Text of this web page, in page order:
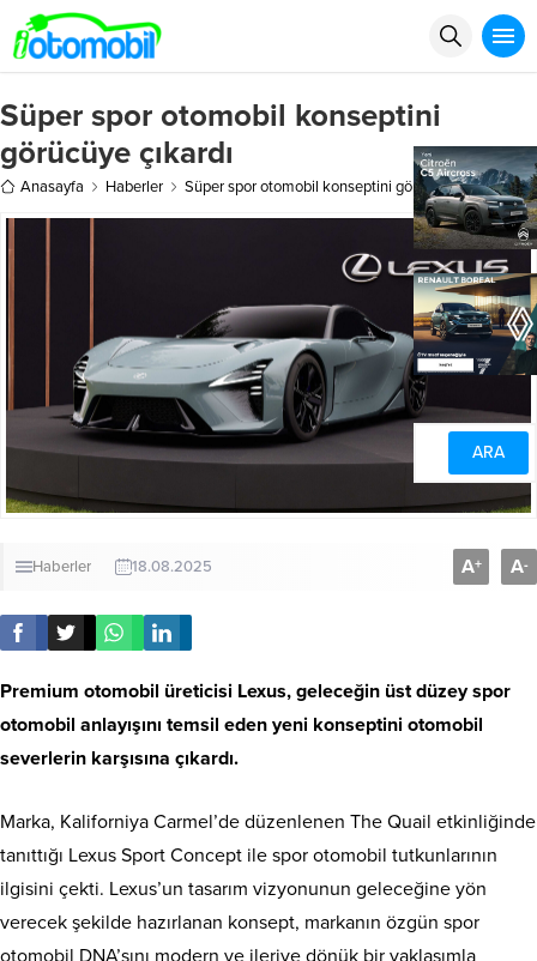
Süper spor otomobil konseptini
görücüye çıkardı
Anasayfa Haberler Süper spor otomobil konseptini görücüye çıkardı
Haberler 18.08.2025 A+ A-
Premium otomobil üreticisi Lexus, geleceğin üst düzey spor
otomobil anlayışını temsil eden yeni konseptini otomobil
severlerin karşısına çıkardı.
Marka, Kaliforniya Carmel’de düzenlenen The Quail etkinliğinde
tanıttığı Lexus Sport Concept ile spor otomobil tutkunlarının
ilgisini çekti. Lexus’un tasarım vizyonunun geleceğine yön
verecek şekilde hazırlanan konsept, markanın özgün spor